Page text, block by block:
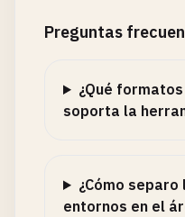
Preguntas
¿Qué
soporta la
¿Cómo
entornos en el